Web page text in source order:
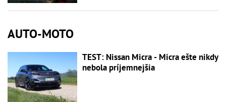
AUTO-MOTO
TEST: Nissan Micra - Micra ešte nikdy
nebola príjemnejšia